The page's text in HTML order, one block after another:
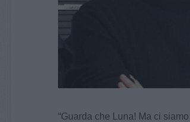
“Guarda che Luna! Ma ci